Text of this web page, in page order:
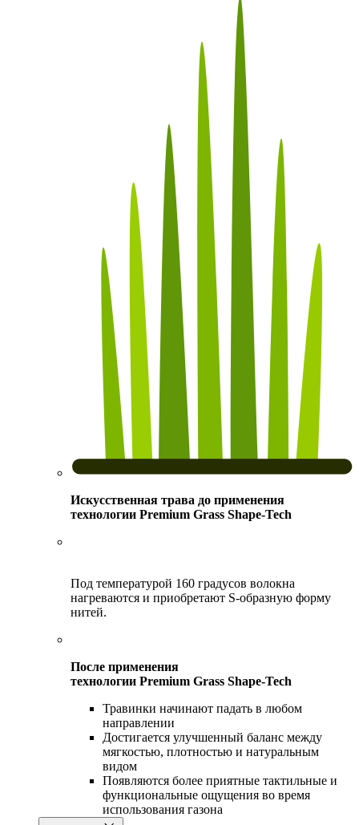
Искусственная трава до применения
технологии Premium Grass Shape-Tech
Под температурой 160 градусов волокна
нагреваются и приобретают S-образную форму
нитей.
После применения
технологии Premium Grass Shape-Tech
Травинки начинают падать в любом
направлении
Достигается улучшенный баланс между
мягкостью, плотностью и натуральным
видом
Появляются более приятные тактильные и
функциональные ощущения во время
использования газона